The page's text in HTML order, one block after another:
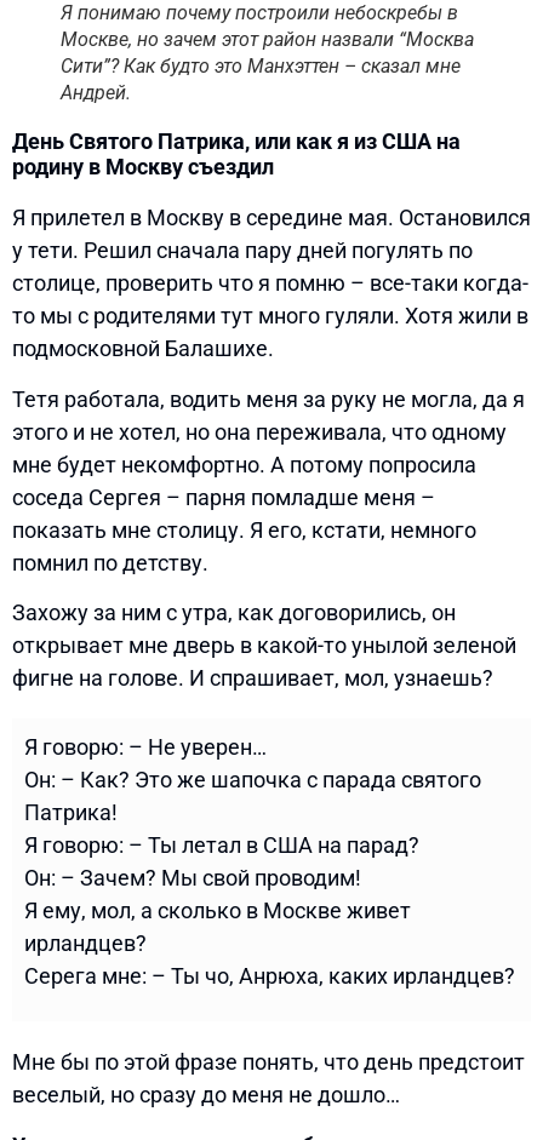
Я понимаю почему построили небоскребы в
Москве, но зачем этот район назвали “Москва
Сити”? Как будто это Манхэттен – сказал мне
Андрей.
День Святого Патрика, или как я из США на
родину в Москву съездил
Я прилетел в Москву в середине мая. Остановился
у тети. Решил сначала пару дней погулять по
столице, проверить что я помню – все-таки когда-
то мы с родителями тут много гуляли. Хотя жили в
подмосковной Балашихе.
Тетя работала, водить меня за руку не могла, да я
этого и не хотел, но она переживала, что одному
мне будет некомфортно. А потому попросила
соседа Сергея – парня помладше меня –
показать мне столицу. Я его, кстати, немного
помнил по детству.
Захожу за ним с утра, как договорились, он
открывает мне дверь в какой-то унылой зеленой
фигне на голове. И спрашивает, мол, узнаешь?
Я говорю: – Не уверен…
Он: – Как? Это же шапочка с парада святого
Патрика!
Я говорю: – Ты летал в США на парад?
Он: – Зачем? Мы свой проводим!
Я ему, мол, а сколько в Москве живет
ирландцев?
Серега мне: – Ты чо, Анрюха, каких ирландцев?
Мне бы по этой фразе понять, что день предстоит
веселый, но сразу до меня не дошло…